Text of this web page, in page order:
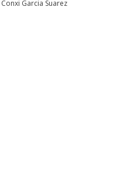
Conxi Garcia Suarez